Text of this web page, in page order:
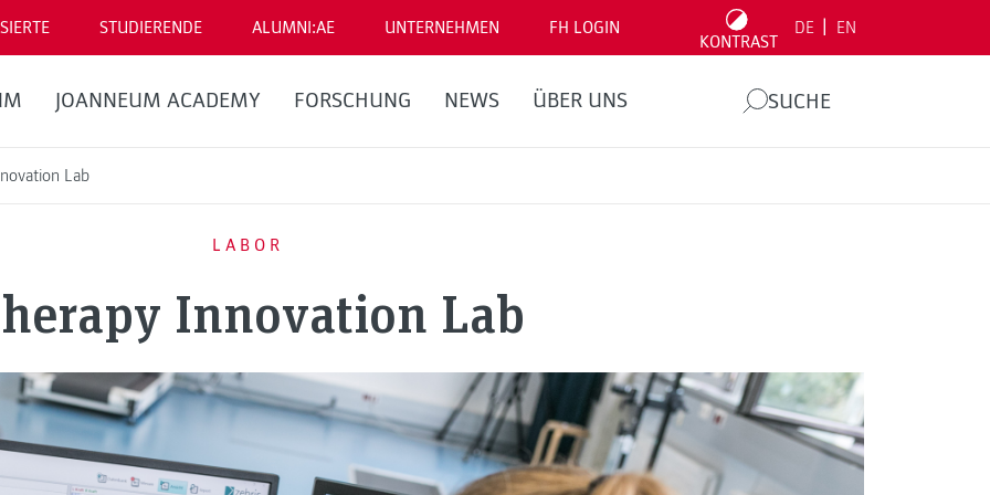
STUDIERENDE ALUMNI:AE UNTERNEHMEN FH LOGIN
KONTRAST
DE EN
JOANNEUM ACADEMY FORSCHUNG NEWS ÜBER UNS SUCHE
Lab
LABOR
Innovation Lab